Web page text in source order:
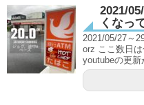
2021/
くなっ
2021/05/27～
orz ここ数日
youtubeの更新